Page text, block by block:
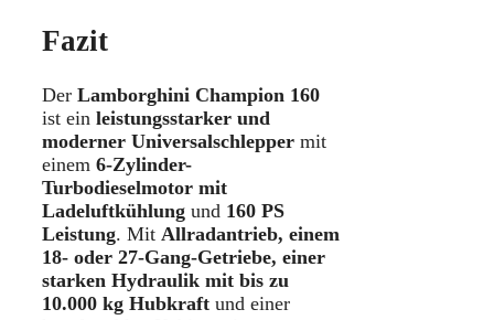
Fazit
Der Lamborghini Champion 160
ist ein leistungsstarker und
moderner Universalschlepper mit
einem 6-Zylinder-
Turbodieselmotor mit
Ladeluftkühlung und 160 PS
Leistung. Mit Allradantrieb, einem
18- oder 27-Gang-Getriebe, einer
starken Hydraulik mit bis zu
10.000 kg Hubkraft und einer